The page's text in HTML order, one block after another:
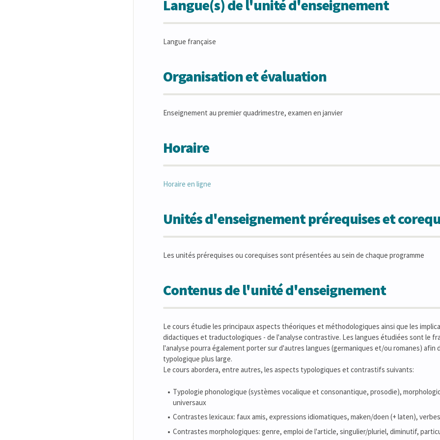
Langue(s) de l'unité d'enseignement
Langue française
Organisation et évaluation
Enseignement au premier quadrimestre, examen en janvier
Horaire
Horaire en ligne
Unités d'enseignement prérequises et
Les unités prérequises ou corequises sont présentées au sein de chaque programme
Contenus de l'unité d'enseignement
Le cours étudie les principaux aspects théoriques et méthodologiques ainsi que les
didactiques et traductologiques - de l'analyse contrastive. Les langues étudiées sont le
l'analyse pourra également porter sur d'autres langues (germaniques et/ou romanes) afin
typologique plus large.
Le cours abordera, entre autres, les aspects typologiques et contrastifs suivants:
Typologie phonologique (systèmes vocalique et consonantique, prosodie),
universaux
Contrastes lexicaux: faux amis, expressions idiomatiques, maken/doen (+ laten),
Contrastes morphologiques: genre, emploi de l'article, singulier/pluriel, diminutif,